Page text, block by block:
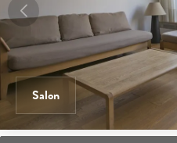
Salon